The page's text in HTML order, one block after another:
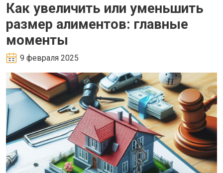
Как увеличить или уменьшить
размер алиментов: главные
моменты
9 февраля 2025